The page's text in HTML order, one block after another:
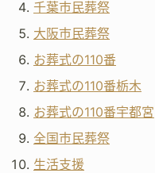
千葉市民葬祭
大阪市民葬祭
お葬式の110番
お葬式の110番栃木
お葬式の110番宇都宮
全国市民葬祭
生活支援